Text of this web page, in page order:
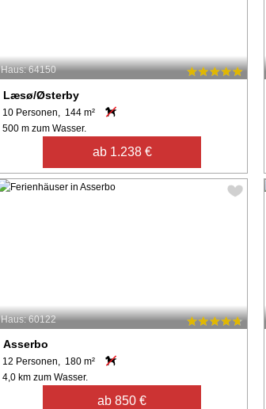
Haus: 64150
Læsø/Østerby
10 Personen, 144 m²
500 m zum Wasser.
ab 1.238 €
Haus: 60122
Asserbo
12 Personen, 180 m²
4,0 km zum Wasser.
ab 850 €